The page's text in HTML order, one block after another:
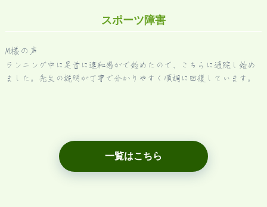
スポーツ障害
M様の声
ランニング中に足首に違和感がで始めたので、こちらに通院し始め
ました。先生の説明が丁寧で分かりやすく順調に回復しています。
一覧はこちら